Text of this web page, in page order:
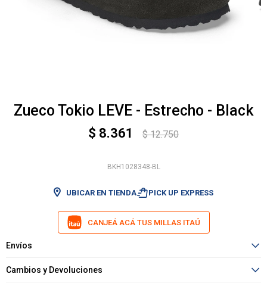
Zueco Tokio LEVE - Estrecho - Black
$ 8.361 $ 12.750
BKH1028348-BL
UBICAR EN TIENDAshopping_bag_speedPICK UP EXPRESS
CANJEÁ ACÁ TUS MILLAS ITAÚ
Envíos
Cambios y Devoluciones